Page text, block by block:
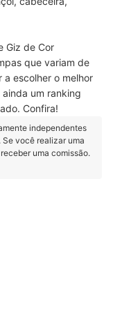
Giz de Cor
que variam de
a escolher o melhor
um ranking
Confira!
independentes
você realizar uma
uma comissão.